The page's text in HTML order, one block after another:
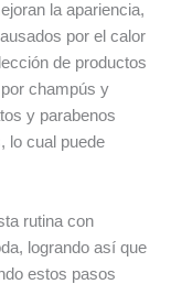
la apariencia,
por el calor
de productos
champús y
y parabenos
lo cual puede
rutina con
logrando así que
estos pasos